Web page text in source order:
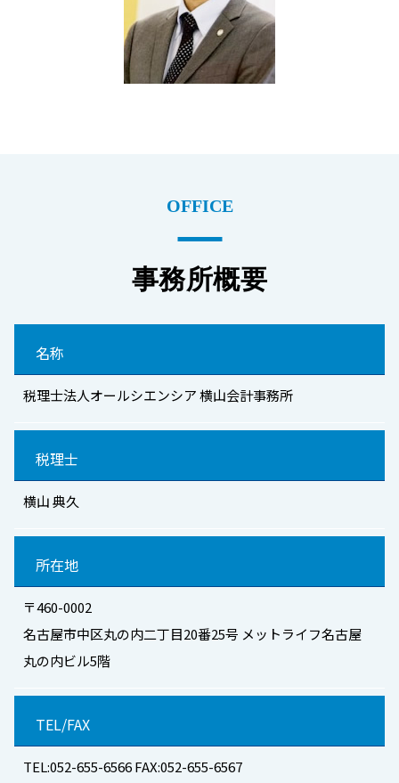
OFFICE
事務所概要
名称
税理士法人オールシエンシア 横山会計事務所
税理士
横山 典久
所在地
〒460-0002
名古屋市中区丸の内二丁目20番25号 メットライフ名古屋
丸の内ビル5階
TEL/FAX
TEL:052-655-6566 FAX:052-655-6567